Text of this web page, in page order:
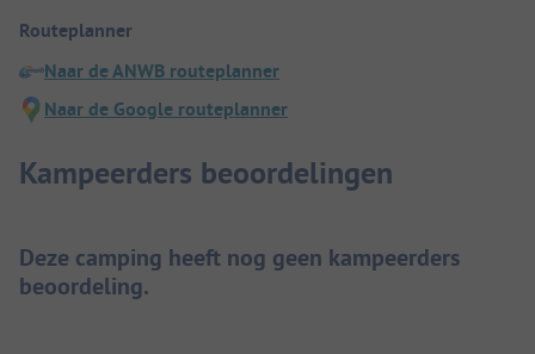
Routeplanner
Naar de ANWB routeplanner
Naar de Google routeplanner
Kampeerders beoordelingen
Deze camping heeft nog geen kampeerders
beoordeling.